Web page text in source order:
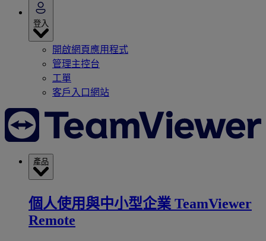
登入
開啟網頁應用程式
管理主控台
工單
客戶入口網站
產品
個人使用與中小型企業 TeamViewer
Remote